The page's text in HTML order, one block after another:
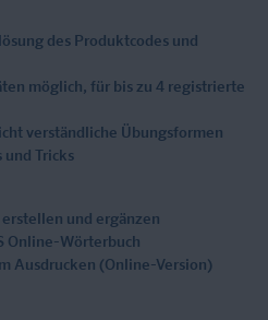
des Produktcodes und
möglich, für bis zu 4 registrierte
verständliche Übungsformen
Tricks
und ergänzen
Online-Wörterbuch
Ausdrucken (Online-Version)